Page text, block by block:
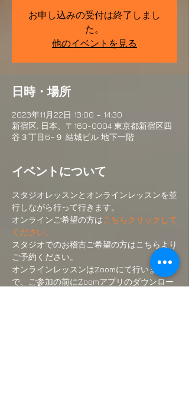
お申し込みの受付は終了しまし
た。
他のイベントを見る
日時・場所
2023年11月22日 13:00 – 14:30
新宿区, 日本、〒160-0004 東京都新宿区四
谷３丁目6−９ 結城ビル 地下一階
イベントについて
スタジオレッスンとオンラインレッスンを並
行しながら行って行きます。
オンラインご希望の方は こちらクリックして
ください。
スタジオでのお稽古ご希望の方はこちらより
ご予約ください。
オンラインレッスンはZoomにて行いますの
で、ご参加の前にZoomアプリのダウンロー